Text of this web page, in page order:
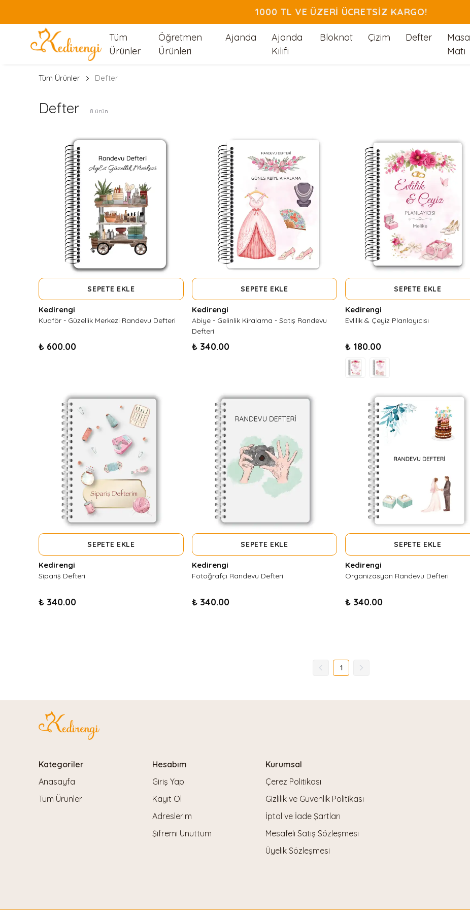
1000 TL VE ÜZERI ÜCRETSIZ KARGO!
Tüm
Ürünler
Öğretmen
Ürünleri
Ajanda
Ajanda
Kılıfı
Bloknot Çizim Defter
Masa
Matı
Tüm Ürünler Defter
Defter 8 ürün
SEPETE EKLE
Kedirengi
Kuaför - Güzellik Merkezi Randevu Defteri
₺ 600.00
SEPETE EKLE
Kedirengi
Abiye - Gelinlik Kiralama - Satış Randevu
Defteri
₺ 340.00
SEPETE EKLE
Kedirengi
Evlilik & Çeyiz Planlayıcısı
₺ 180.00
SEPETE EKLE
Kedirengi
Sipariş Defteri
₺ 340.00
SEPETE EKLE
Kedirengi
Fotoğrafçı Randevu Defteri
₺ 340.00
SEPETE EKLE
Kedirengi
Organizasyon Randevu Defteri
₺ 340.00
1
Kategoriler
Anasayfa
Tüm Ürünler
Hesabım
Giriş Yap
Kayıt Ol
Adreslerim
Şifremi Unuttum
Kurumsal
Çerez Politikası
Gizlilik ve Güvenlik Politikası
İptal ve İade Şartları
Mesafeli Satış Sözleşmesi
Üyelik Sözleşmesi